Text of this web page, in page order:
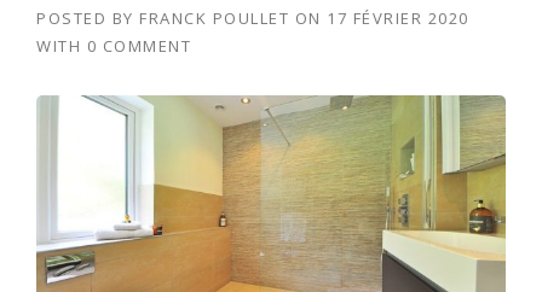
POSTED BY FRANCK POULLET ON 17 FÉVRIER 2020
WITH 0 COMMENT